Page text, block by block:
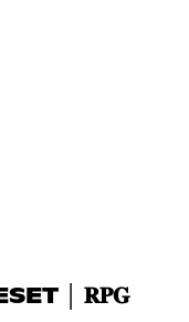
│ 𝐑𝐏𝐆